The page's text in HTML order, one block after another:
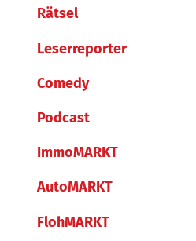
Rätsel
Leserreporter
Comedy
Podcast
ImmoMARKT
AutoMARKT
FlohMARKT